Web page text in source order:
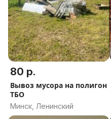
80 р.
Вывоз мусора на полигон
ТБО
Минск, Ленинский